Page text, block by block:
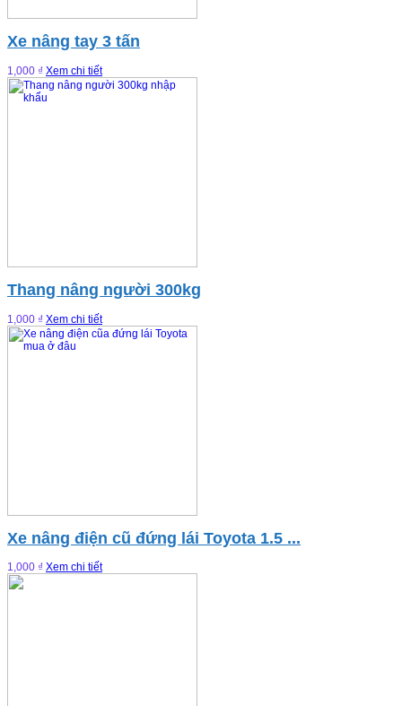
Xe nâng tay 3 tấn
1,000 ₫ Xem chi tiết
Thang nâng người 300kg
1,000 ₫ Xem chi tiết
Xe nâng điện cũ đứng lái Toyota 1.5 ...
1,000 ₫ Xem chi tiết